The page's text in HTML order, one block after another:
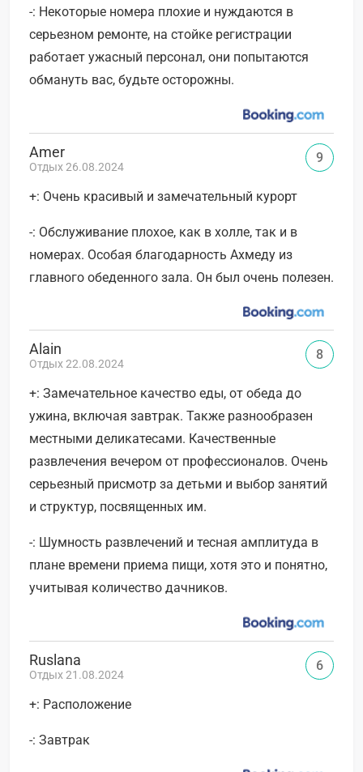
-: Некоторые номера плохие и нуждаются в
серьезном ремонте, на стойке регистрации
работает ужасный персонал, они попытаются
обмануть вас, будьте осторожны.
Amer
Отдых 26.08.2024
+: Очень красивый и замечательный курорт
-: Обслуживание плохое, как в холле, так и в
номерах. Особая благодарность Ахмеду из
главного обеденного зала. Он был очень полезен.
9
Alain
Отдых 22.08.2024
+: Замечательное качество еды, от обеда до
ужина, включая завтрак. Также разнообразен
местными деликатесами. Качественные
развлечения вечером от профессионалов. Очень
серьезный присмотр за детьми и выбор занятий
и структур, посвященных им.
-: Шумность развлечений и тесная амплитуда в
плане времени приема пищи, хотя это и понятно,
учитывая количество дачников.
8
Ruslana
Отдых 21.08.2024
+: Расположение
-: Завтрак
6